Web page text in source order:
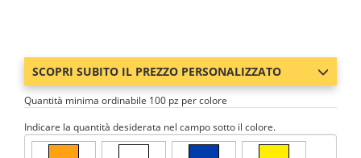
SCOPRI SUBITO IL PREZZO PERSONALIZZATO
Quantità minima ordinabile 100 pz per colore
Indicare la quantità desiderata nel campo sotto il colore.